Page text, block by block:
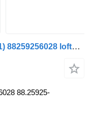
MAN LIONS CITY A23 (01.96-12.11) 88259256028 loftslampe til MAN Lion's bus (1991-)
88.25925-